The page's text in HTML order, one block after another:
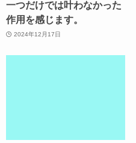
一つだけでは叶わなかった
作用を感じます。
2024年12月17日